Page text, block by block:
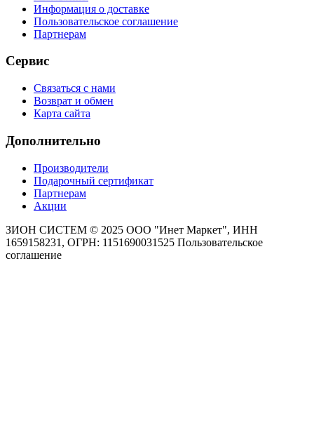
Информация о доставке
Пользовательское соглашение
Партнерам
Сервис
Связаться с нами
Возврат и обмен
Карта сайта
Дополнительно
Производители
Подарочный сертификат
Партнерам
Акции
ЗИОН СИСТЕМ © 2025 ООО "Инет Маркет", ИНН
1659158231, ОГРН: 1151690031525 Пользовательское
соглашение